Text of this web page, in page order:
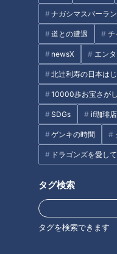
ナガシマスパーラ
道との遭遇 チ
newsX エン
北辻利寿の日本は
10000歩お宝さがし
SDGs if珈琲店
ゲンキの時間
ドラゴンズを愛し
タグ検索
タグを検索できます
然を五感で感じています
らペダルを漕ぎます。し
国道311号線をゆく今回
だリアス海岸の近く。そ
しいカーブばかり！さら
午前10時、スタートから
サイクリングで峠を越え
がるビーチが！
尾鷲市名柄町の「三木里
ってくつろいだり、釣り
多いビーチ。この日は、